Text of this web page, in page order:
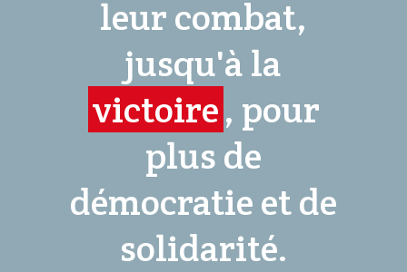
leur combat,
jusqu'à la
victoire, pour
plus de
démocratie et de
solidarité.